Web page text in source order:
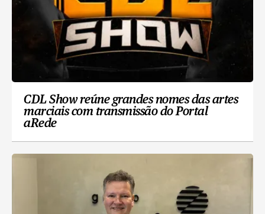
CDL Show reúne grandes nomes das artes
marciais com transmissão do Portal
aRede